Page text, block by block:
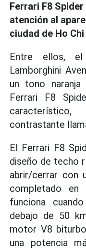
Ferrari F8
atención al
ciudad de Ho Chi
Entre ellos,
Lamborghini
un tono
Ferrari F8
contrastante
El Ferrari F8
diseño de techo
abrir/cerrar con
completado en
funciona
debajo de 50
motor V8
una potencia